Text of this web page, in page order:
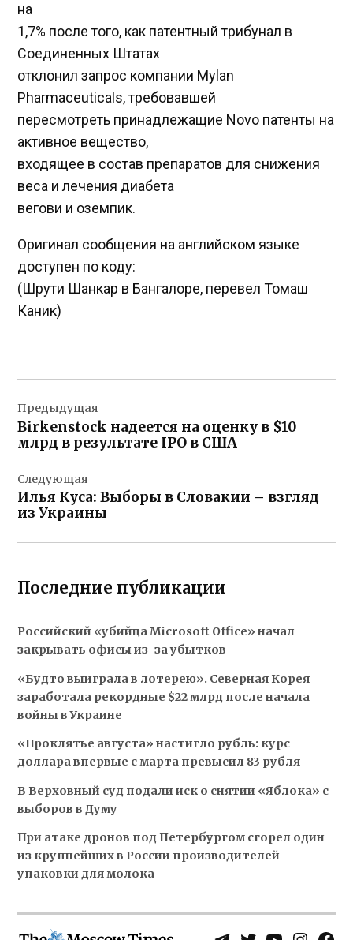
на
1,7% после того, как патентный трибунал в
Соединенных Штатах
отклонил запрос компании Mylan
Pharmaceuticals, требовавшей
пересмотреть принадлежащие Novo патенты на
активное вещество,
входящее в состав препаратов для снижения
веса и лечения диабета
вегови и оземпик.
Оригинал сообщения на английском языке
доступен по коду:
(Шрути Шанкар в Бангалоре, перевел Томаш
Каник)
по
записям
Предыдущая
Birkenstock надеется на оценку в $10
млрд в результате IPO в США
Следующая
Илья Куса: Выборы в Словакии – взгляд
из Украины
Последние публикации
Российский «убийца Microsoft Office» начал
закрывать офисы из-за убытков
«Будто выиграла в лотерею». Северная Корея
заработала рекордные $22 млрд после начала
войны в Украине
«Проклятье августа» настигло рубль: курс
доллара впервые с марта превысил 83 рубля
В Верховный суд подали иск о снятии «Яблока» с
выборов в Думу
При атаке дронов под Петербургом сгорел один
из крупнейших в России производителей
упаковки для молока